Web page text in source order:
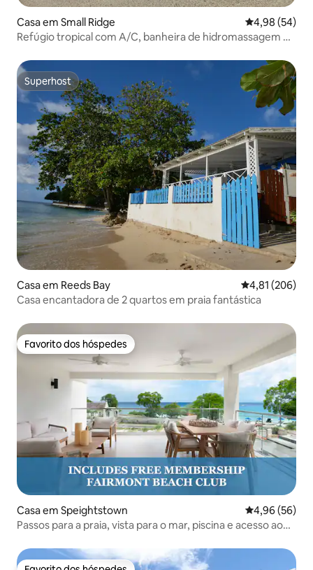
Casa em Small Ridge Classificação
4,98 (54)
Refúgio tropical com A/C, banheira de hidromassagem e
Superhost
Superhost
Casa em Reeds Bay Classificação
4,81 (206)
Casa encantadora de 2 quartos em praia fantástica
Favorito dos hóspedes
Favorito dos hóspedes
Casa em Speightstown Classificação
4,96 (56)
Passos para a praia, vista para o mar, piscina e acesso ao